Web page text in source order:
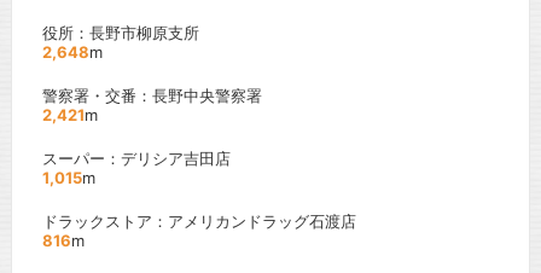
役所：長野市柳原支所
2,648m
警察署・交番：長野中央警察署
2,421m
スーパー：デリシア吉田店
1,015m
ドラックストア：アメリカンドラッグ石渡店
816m